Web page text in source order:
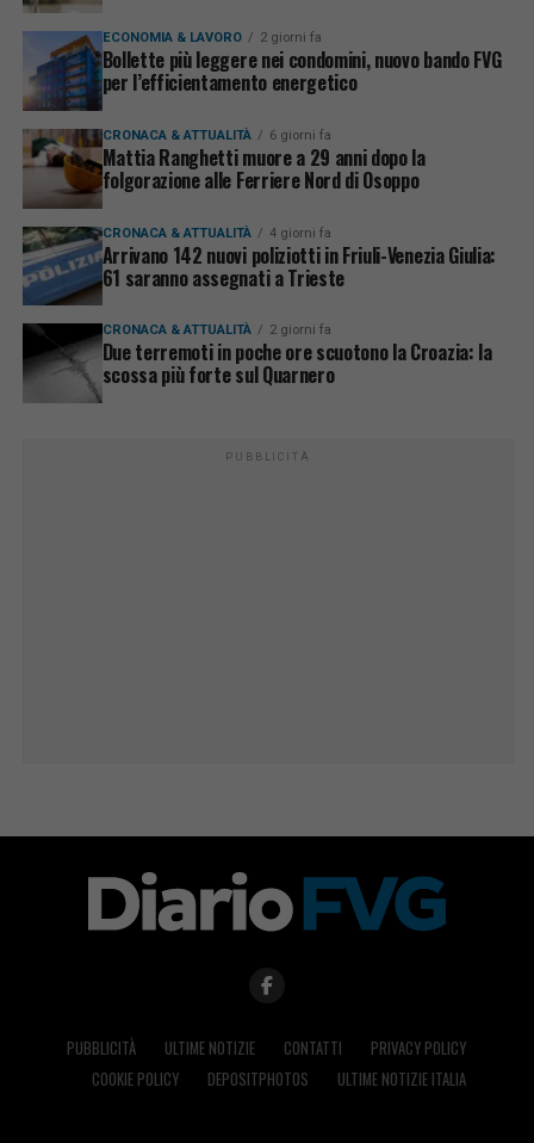
ECONOMIA & LAVORO 2 giorni fa
Bollette più leggere nei condomini, nuovo bando FVG
per l’efficientamento energetico
CRONACA & ATTUALITÀ 6 giorni fa
Mattia Ranghetti muore a 29 anni dopo la
folgorazione alle Ferriere Nord di Osoppo
CRONACA & ATTUALITÀ 4 giorni fa
Arrivano 142 nuovi poliziotti in Friuli-Venezia Giulia:
61 saranno assegnati a Trieste
CRONACA & ATTUALITÀ 2 giorni fa
Due terremoti in poche ore scuotono la Croazia: la
scossa più forte sul Quarnero
PUBBLICITÀ
PUBBLICITÀ ULTIME NOTIZIE CONTATTI
PRIVACY POLICY
COOKIE POLICY
DEPOSITPHOTOS ULTIME NOTIZIE ITALIA